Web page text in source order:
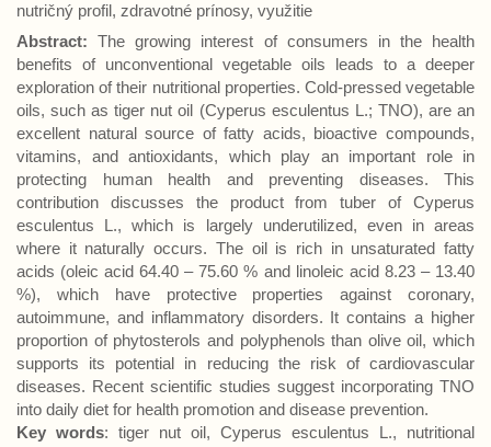
nutričný profil, zdravotné prínosy, využitie
Abstract:The growing interest of consumers in the health
benefits of unconventional vegetable oils leads to a deeper
exploration of their nutritional properties. Cold-pressed vegetable
oils, such as tiger nut oil (Cyperus esculentus L.; TNO), are an
excellent natural source of fatty acids, bioactive compounds,
vitamins, and antioxidants, which play an important role in
protecting human health and preventing diseases. This
contribution discusses the product from tuber of Cyperus
esculentus L., which is largely underutilized, even in areas
where it naturally occurs. The oil is rich in unsaturated fatty
acids (oleic acid 64.40 – 75.60 % and linoleic acid 8.23 – 13.40
%), which have protective properties against coronary,
autoimmune, and inflammatory disorders. It contains a higher
proportion of phytosterols and polyphenols than olive oil, which
supports its potential in reducing the risk of cardiovascular
diseases. Recent scientific studies suggest incorporating TNO
into daily diet for health promotion and disease prevention.
Key words: tiger nut oil, Cyperus esculentus L., nutritional